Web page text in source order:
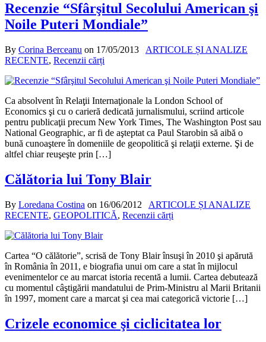
Recenzie “Sfârşitul Secolului American şi
Noile Puteri Mondiale”
By Corina Berceanu on 17/05/2013
ARTICOLE ȘI ANALIZE
RECENTE, Recenzii cărți
Ca absolvent în Relaţii Internaţionale la London School of
Economics şi cu o carieră dedicată jurnalismului, scriind articole
pentru publicaţii precum New York Times, The Washington Post sau
National Geographic, ar fi de aşteptat ca Paul Starobin să aibă o
bună cunoaştere în domeniile de geopolitică şi relaţii externe. Şi de
altfel chiar reuşeşte prin […]
Călătoria lui Tony Blair
By Loredana Costina on 16/06/2012
ARTICOLE ȘI ANALIZE
RECENTE, GEOPOLITICĂ, Recenzii cărți
Cartea “O călătorie”, scrisă de Tony Blair însuşi în 2010 şi apărută
în România în 2011, e biografia unui om care a stat în mijlocul
evenimentelor ce au marcat istoria recentă a lumii. Cartea debutează
cu momentul câştigării mandatului de Prim-Ministru al Marii Britanii
în 1997, moment care a marcat şi cea mai categorică victorie […]
Crizele economice şi ciclicitatea lor